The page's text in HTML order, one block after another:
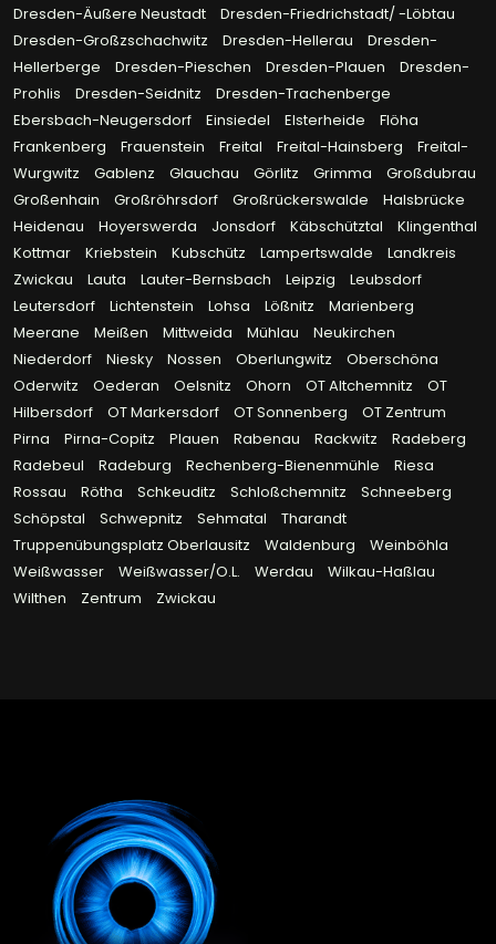
Dresden-Äußere Neustadt
Dresden-Friedrichstadt/ -Löbtau
Dresden-Großzschachwitz
Dresden-Hellerau
Dresden-
Hellerberge
Dresden-Pieschen Dresden-Plauen
Dresden-
Prohlis
Dresden-Seidnitz
Dresden-Trachenberge
Ebersbach-Neugersdorf
Einsiedel Elsterheide
Flöha
Frankenberg
Frauenstein Freital Freital-Hainsberg
Freital-
Wurgwitz
Gablenz Glauchau Görlitz Grimma
Großdubrau
Großenhain
Großröhrsdorf Großrückerswalde
Halsbrücke
Heidenau
Hoyerswerda Jonsdorf Käbschütztal
Klingenthal
Kottmar
Kriebstein Kubschütz Lampertswalde
Landkreis
Zwickau
Lauta Lauter-Bernsbach Leipzig
Leubsdorf
Leutersdorf
Lichtenstein Lohsa Lößnitz
Marienberg
Meerane
Meißen Mittweida Mühlau
Neukirchen
Niederdorf
Niesky Nossen Oberlungwitz
Oberschöna
Oderwitz
Oederan Oelsnitz Ohorn OT Altchemnitz
OT
Hilbersdorf
OT Markersdorf OT Sonnenberg
OT Zentrum
Pirna
Pirna-Copitz Plauen Rabenau Rackwitz
Radeberg
Radebeul
Radeburg Rechenberg-Bienenmühle
Riesa
Rossau
Rötha Schkeuditz Schloßchemnitz
Schneeberg
Schöpstal
Schwepnitz Sehmatal
Tharandt
Truppenübungsplatz Oberlausitz
Waldenburg
Weinböhla
Weißwasser
Weißwasser/O.L. Werdau
Wilkau-Haßlau
Wilthen
Zentrum Zwickau